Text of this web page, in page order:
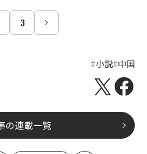
3
小説 中国
の連載一覧